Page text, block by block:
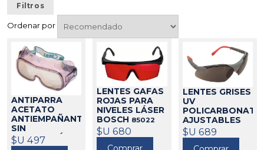
Filtros
Ordenar por
ANTIPARRA
ACETATO
ANTIEMPAÑANTE
SIN
VENTILACIÓN
539-C CLIMAX
$U 497
LENTES GAFAS
ROJAS PARA
NIVELES LÁSER
BOSCH 85022
$U 680
LENTES GRISES
UV
POLICARBONATO
AJUSTABLES
597-G CLIMAX
480059
$U 689